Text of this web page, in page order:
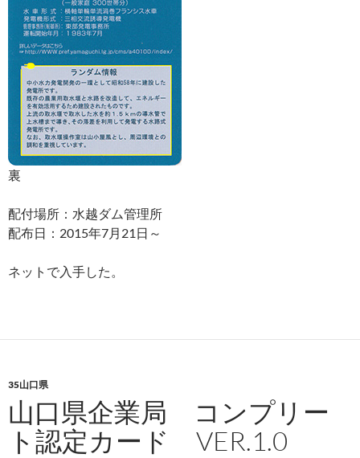
裏
配付場所：水越ダム管理所
配布日：2015年7月21日～
ネットで入手した。
35山口県
山口県企業局 コンプリー
ト認定カード VER.1.0